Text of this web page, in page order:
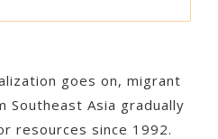
goes on, migrant
Southeast Asia gradually
resources since 1992.